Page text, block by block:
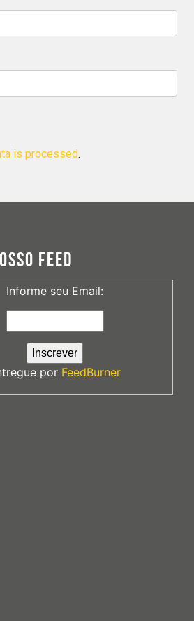
is processed.
FEED
Informe seu Email:
por FeedBurner